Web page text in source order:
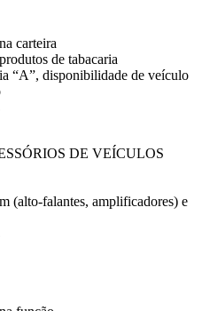
carteira
de tabacaria
“A”, disponibilidade de veículo
DE VEÍCULOS
(alto-falantes, amplificadores) e